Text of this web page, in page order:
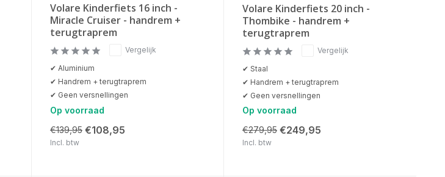
Volare Kinderfiets 16 inch -
Miracle Cruiser - handrem +
terugtraprem
Vergelijk
✔ Aluminium
✔ Handrem + terugtraprem
✔ Geen versnellingen
Op voorraad
€139,95 €108,95
Incl. btw
Volare Kinderfiets 20 inch -
Thombike - handrem +
terugtraprem
Vergelijk
✔ Staal
✔ Handrem + terugtraprem
✔ Geen versnellingen
Op voorraad
€279,95 €249,95
Incl. btw